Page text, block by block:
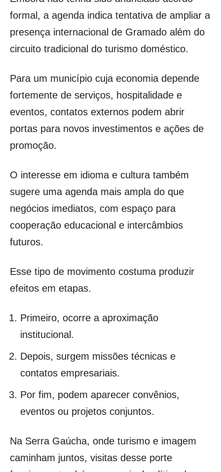
formal, a agenda indica tentativa de ampliar a
presença internacional de Gramado além do
circuito tradicional do turismo doméstico.
Para um município cuja economia depende
fortemente de serviços, hospitalidade e
eventos, contatos externos podem abrir
portas para novos investimentos e ações de
promoção.
O interesse em idioma e cultura também
sugere uma agenda mais ampla do que
negócios imediatos, com espaço para
cooperação educacional e intercâmbios
futuros.
Esse tipo de movimento costuma produzir
efeitos em etapas.
Primeiro, ocorre a aproximação
institucional.
Depois, surgem missões técnicas e
contatos empresariais.
Por fim, podem aparecer convênios,
eventos ou projetos conjuntos.
Na Serra Gaúcha, onde turismo e imagem
caminham juntos, visitas desse porte